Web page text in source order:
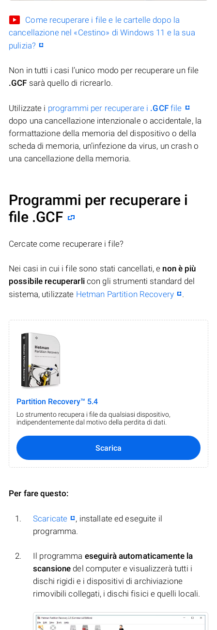
Come recuperare i file e le cartelle dopo la
cancellazione nel «Cestino» di Windows 11 e la sua
pulizia?
Non in tutti i casi l’unico modo per recuperare un file
.GCF sarà quello di ricrearlo.
Utilizzate i programmi per recuperare i .GCFfile
dopo una cancellazione intenzionale o accidentale, la
formattazione della memoria del dispositivo o della
scheda di memoria, un’infezione da virus, un crash o
una cancellazione della memoria.
Programmi per recuperare i
file .GCF
Cercate come recuperare i file?
Nei casi in cui i file sono stati cancellati, e non è più
possibile recuperarlicon gli strumenti standard del
sistema, utilizzate Hetman Partition Recovery .
Partition Recovery™ 5.4
Lo strumento recupera i file da qualsiasi dispositivo,
indipendentemente dal motivo della perdita di dati.
Scarica
Per fare questo:
Scaricate
, installate ed eseguite il
programma.
Il programma eseguirà automaticamente la
scansione del computer e visualizzerà tutti i
dischi rigidi e i dispositivi di archiviazione
rimovibili collegati, i dischi fisici e quelli locali.